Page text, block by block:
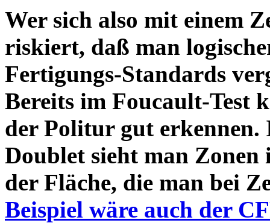
Wer sich also mit einem
riskiert, daß man
Fertigungs-Standards
Bereits im Foucault-Test
der Politur gut
Doublet sieht man Zonen
der Fläche, die man bei
Beispiel wäre auch der